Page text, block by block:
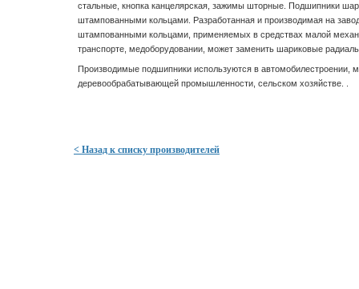
стальные, кнопка канцелярская, зажимы шторные. Подшипники
штампованными кольцами. Разработанная и производимая на
штампованными кольцами, применяемых в средствах малой
транспорте, медоборудовании, может заменить шариковые
Производимые подшипники используются в автомобилестроении,
деревообрабатывающей промышленности, сельском хозяйстве. .
< Назад к списку производителей